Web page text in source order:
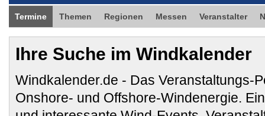
Termine Themen Regionen Messen Veranstalter
Ihre Suche im Windkalender
Windkalender.de - Das Veranstaltungs-
Onshore- und Offshore-Windenergie.